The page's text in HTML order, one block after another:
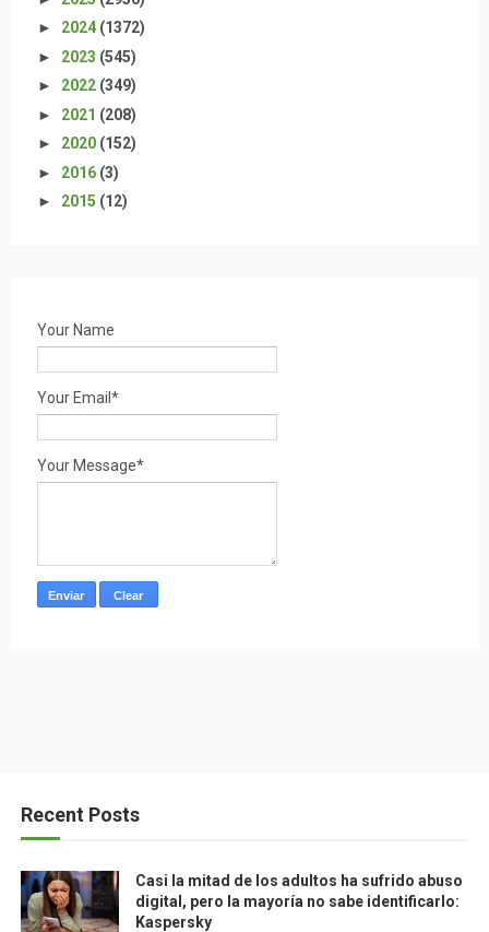
► 2024 (1372)
► 2023 (545)
► 2022 (349)
► 2021 (208)
► 2020 (152)
► 2016 (3)
► 2015 (12)
Your Name
Your Email*
Your Message*
Recent Posts
Casi la mitad de los adultos ha sufrido abuso
digital, pero la mayoría no sabe identificarlo:
Kaspersky